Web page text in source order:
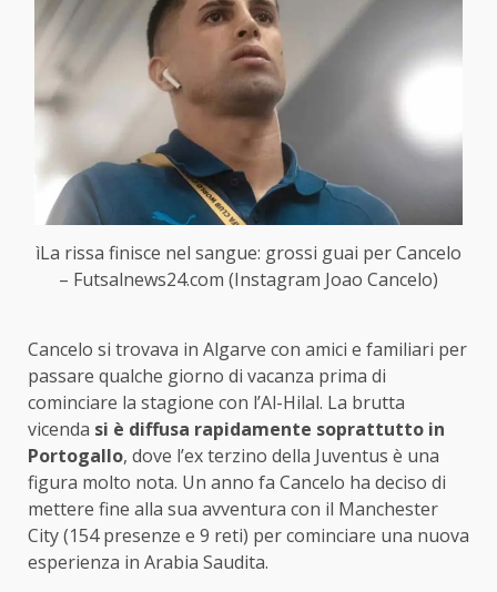
ìLa rissa finisce nel sangue: grossi guai per Cancelo
– Futsalnews24.com (Instagram Joao Cancelo)
Cancelo si trovava in Algarve con amici e familiari per
passare qualche giorno di vacanza prima di
cominciare la stagione con l’Al-Hilal. La brutta
vicenda si è diffusa rapidamente soprattutto in
Portogallo, dove l’ex terzino della Juventus è una
figura molto nota. Un anno fa Cancelo ha deciso di
mettere fine alla sua avventura con il Manchester
City (154 presenze e 9 reti) per cominciare una nuova
esperienza in Arabia Saudita.